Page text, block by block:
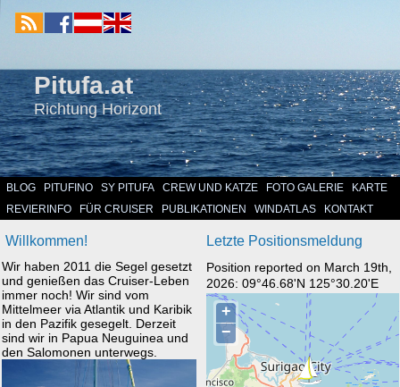
Pitufa.at
Richtung Horizont
BLOG PITUFINO SY PITUFA CREW UND KATZE FOTO GALERIE
KARTE
REVIERINFO
FÜR CRUISER PUBLIKATIONEN WINDATLAS KONTAKT
Willkommen!
Wir haben 2011 die Segel gesetzt
und genießen das Cruiser-Leben
immer noch! Wir sind vom
Mittelmeer via Atlantik und Karibik
in den Pazifik gesegelt. Derzeit
sind wir in Papua Neuguinea und
den Salomonen unterwegs.
Letzte Positionsmeldung
Position reported on March 19th,
2026: 09°46.68'N 125°30.20'E